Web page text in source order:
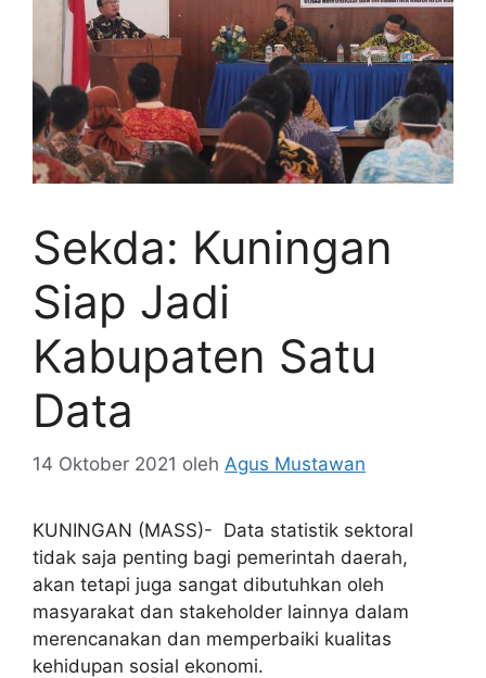
Sekda: Kuningan
Siap Jadi
Kabupaten Satu
Data
14 Oktober 2021 oleh Agus Mustawan
KUNINGAN (MASS)- Data statistik sektoral
tidak saja penting bagi pemerintah daerah,
akan tetapi juga sangat dibutuhkan oleh
masyarakat dan stakeholder lainnya dalam
merencanakan dan memperbaiki kualitas
kehidupan sosial ekonomi.